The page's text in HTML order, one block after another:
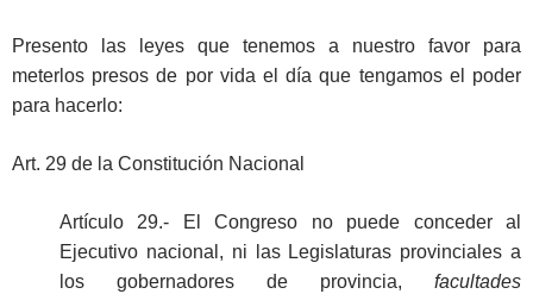
Presento las leyes que tenemos a nuestro favor para
meterlos presos de por vida el día que tengamos el poder
para hacerlo:
Art. 29 de la Constitución Nacional
Artículo 29.- El Congreso no puede conceder al
Ejecutivo nacional, ni las Legislaturas provinciales a
los gobernadores de provincia, facultades